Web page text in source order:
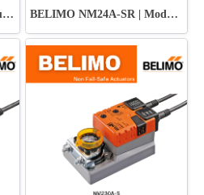
BELIMO LR24A-SR | Modulating Rotary Actuator for Ball Valve BELIMO NM24A-SR | Modulating Control Actuator